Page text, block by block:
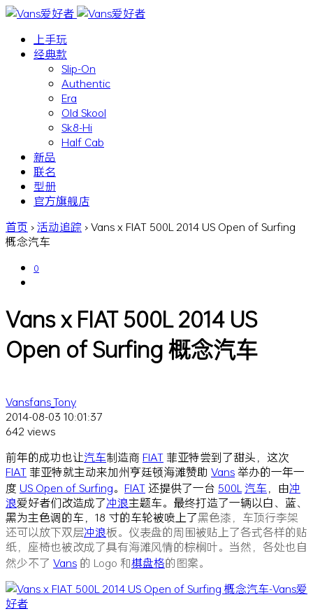
上手玩
经典款
Slip-On
Authentic
Era
Old Skool
Sk8-Hi
Half Cab
新品
联名
型册
官方旗舰店
首页 ›活动追踪 ›Vans x FIAT 500L 2014 US Open of Surfing
概念汽车
0
Vans x FIAT 500L 2014 US
Open of Surfing 概念汽车
Vansfans_Tony
2014-08-03 10:01:37
642 views
前年的成功也让汽车制造商 FIAT 菲亚特尝到了甜头，这次
FIAT 菲亚特就主动来加州亨廷顿海滩赞助 Vans举办的一年一
度 US Open of Surfing。 FIAT 还提供了一台 500L 汽车 ，由冲
浪爱好者们改造成了冲浪主题车。最终打造了一辆以白、蓝、
黑为主色调的车，18 寸的车轮被喷上了黑色漆，车顶行李架
还可以放下双层冲浪板。仪表盘的周围被贴上了各式各样的贴
纸，座椅也被改成了具有海滩风情的棕榈叶。当然，各处也自
然少不了 Vans 的 Logo 和棋盘格的图案。